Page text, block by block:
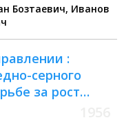
Иванов
:
серного
за рост
труда